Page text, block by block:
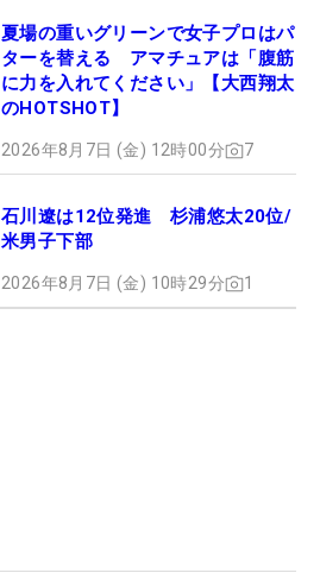
夏場の重いグリーンで女子プロはパ
ターを替える アマチュアは「腹筋
に力を入れてください」【大西翔太
のHOTSHOT】
2026年8月7日 (金) 12時00分 7
石川遼は12位発進 杉浦悠太20位/
米男子下部
2026年8月7日 (金) 10時29分 1